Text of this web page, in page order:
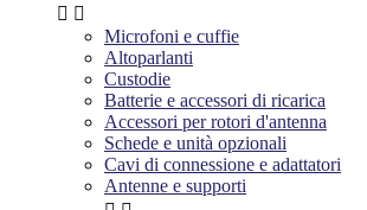
 
Microfoni e cuffie
Altoparlanti
Custodie
Batterie e accessori di ricarica
Accessori per rotori d'antenna
Schede e unità opzionali
Cavi di connessione e adattatori
Antenne e supporti